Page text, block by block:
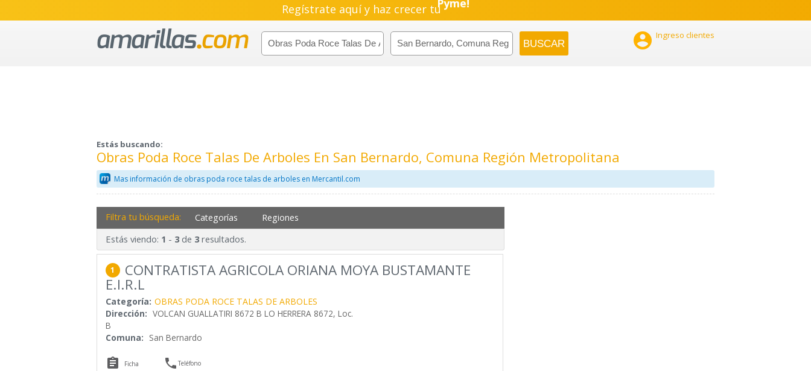
Regístrate aquí y haz crecer tuPyme!
Emprendimiento!
 Ingreso clientes
Estás buscando:
Obras Poda Roce Talas De Arboles En San Bernardo, Comuna Región Metropolitana
Mas información de obras poda roce talas de arboles en Mercantil.com
Filtra tu búsqueda: Categorías Regiones
Estás viendo: 1 - 3de 3resultados.
1 CONTRATISTA AGRICOLA ORIANA MOYA BUSTAMANTE
E.I.R.L
Categoría: OBRAS PODA ROCE TALAS DE ARBOLES
Dirección: VOLCAN GUALLATIRI 8672 B LO HERRERA 8672, Loc.
B
Comuna: San Bernardo
 Ficha Teléfono